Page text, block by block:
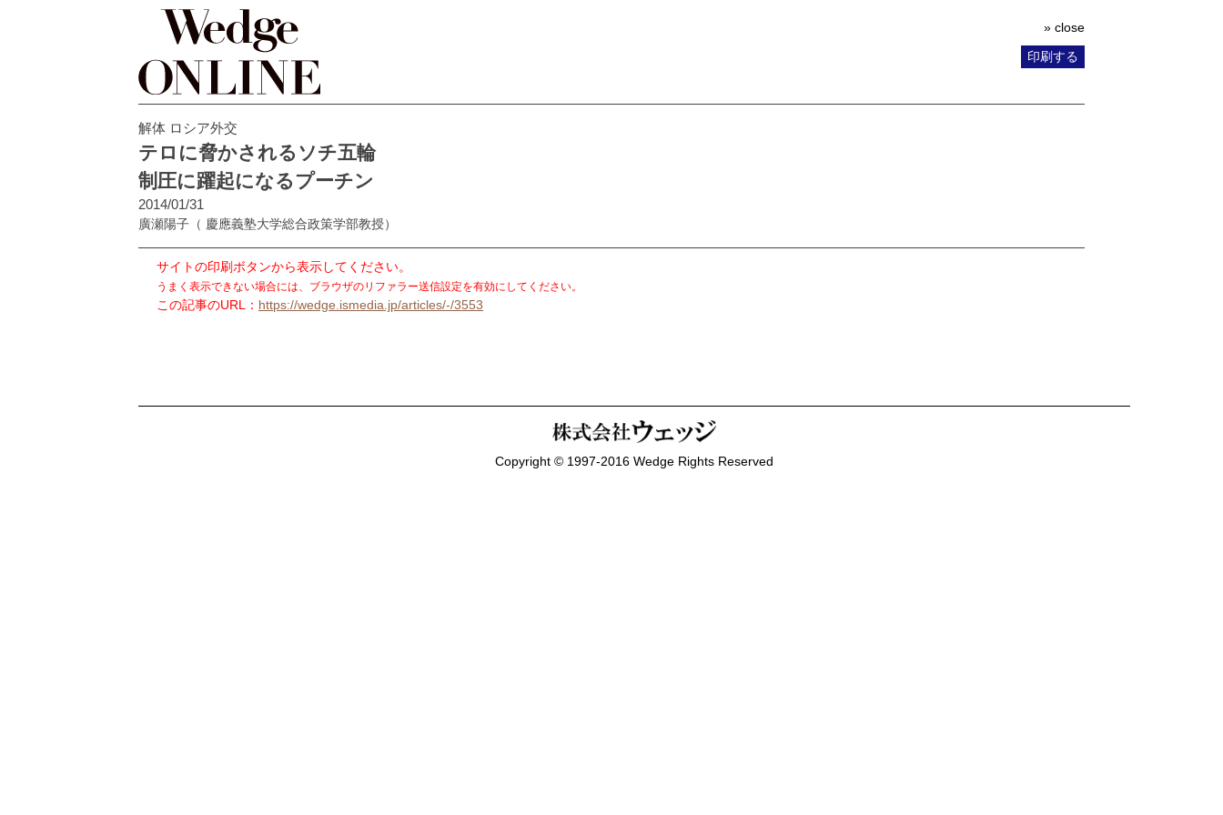
» close
印刷する
解体 ロシア外交
テロに脅かされるソチ五輪
制圧に躍起になるプーチン
2014/01/31
廣瀬陽子 （ 慶應義塾大学総合政策学部教授）
サイトの印刷ボタンから表示してください。
うまく表示できない場合には、ブラウザのリファラー送信設定を有効にしてください。
この記事のURL： https://wedge.ismedia.jp/articles/-/3553
Copyright © 1997-2016 Wedge Rights Reserved